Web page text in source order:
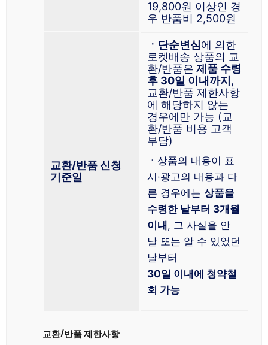
19,800원 이상인 경
우 반품비 2,500원
교환/반품 신청
기준일
ㆍ단순변심에 의한
로켓배송 상품의 교
환/반품은 제품 수령
후 30일 이내까지,
교환/반품 제한사항
에 해당하지 않는
경우에만 가능 (교
환/반품 비용 고객
부담)
ㆍ상품의 내용이 표
시·광고의 내용과 다
른 경우에는 상품을
수령한 날부터 3개월
이내 , 그 사실을 안
날 또는 알 수 있었던
날부터
30일 이내에 청약철
회 가능
교환/반품 제한사항